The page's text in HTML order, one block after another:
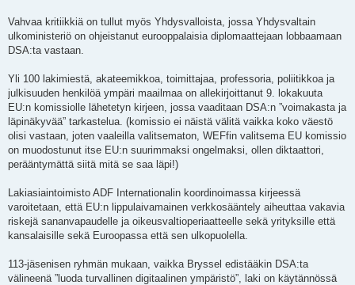
Vahvaa kritiikkiä on tullut myös Yhdysvalloista, jossa Yhdysvaltain
ulkoministeriö on ohjeistanut eurooppalaisia ​​diplomaattejaan lobbaamaan
DSA:ta vastaan.
Yli 100 lakimiestä, akateemikkoa, toimittajaa, professoria, poliitikkoa ja
julkisuuden henkilöä ympäri maailmaa on allekirjoittanut 9. lokakuuta
EU:n komissiolle lähetetyn kirjeen, jossa vaaditaan DSA:n ”voimakasta ja
läpinäkyvää” tarkastelua. (komissio ei näistä välitä vaikka koko väestö
olisi vastaan, joten vaaleilla valitsematon, WEFfin valitsema EU komissio
on muodostunut itse EU:n suurimmaksi ongelmaksi, ollen diktaattori,
perääntymättä siitä mitä se saa läpi!)
Lakiasiaintoimisto ADF Internationalin koordinoimassa kirjeessä
varoitetaan, että EU:n lippulaivamainen verkkosääntely aiheuttaa vakavia
riskejä sananvapaudelle ja oikeusvaltioperiaatteelle sekä yrityksille että
kansalaisille sekä Euroopassa että sen ulkopuolella.
113-jäsenisen ryhmän mukaan, vaikka Bryssel edistääkin DSA:ta
välineenä ”luoda turvallinen digitaalinen ympäristö”, laki on käytännössä